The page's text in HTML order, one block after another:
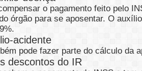
o pagamento feito pelo
órgão para se aposentar. O
acidente
pode fazer parte do cálculo da
descontos do IR